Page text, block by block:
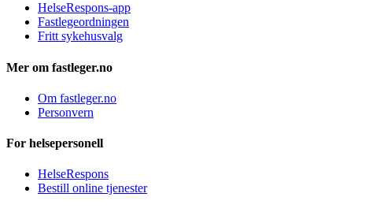
HelseRespons-app
Fastlegeordningen
Fritt sykehusvalg
Mer om fastleger.no
Om fastleger.no
Personvern
For helsepersonell
HelseRespons
Bestill online tjenester